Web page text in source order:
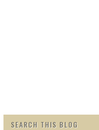
SEARCH THIS BLOG